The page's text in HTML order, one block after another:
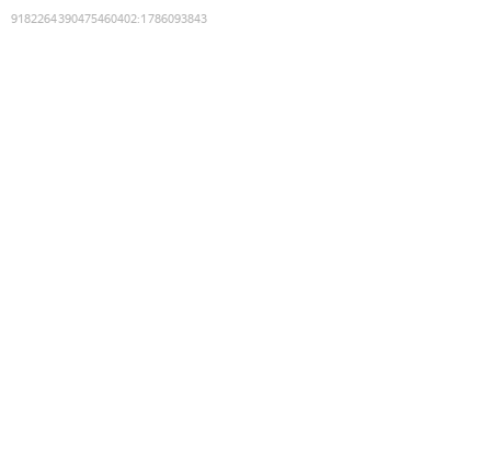
9182264390475460402:1786093843